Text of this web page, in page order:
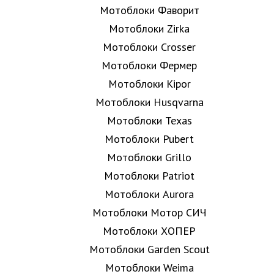
Мотоблоки Фаворит
Мотоблоки Zirka
Мотоблоки Crosser
Мотоблоки Фермер
Мотоблоки Kipor
Мотоблоки Husqvarna
Мотоблоки Texas
Мотоблоки Pubert
Мотоблоки Grillo
Мотоблоки Patriot
Мотоблоки Aurora
Мотоблоки Мотор СИЧ
Мотоблоки ХОПЕР
Мотоблоки Garden Scout
Мотоблоки Weima